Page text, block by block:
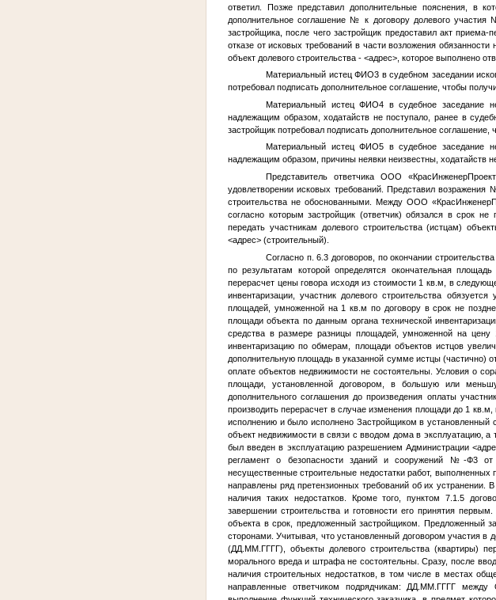
ответил. Позже представил дополнительные пояснения, в
дополнительное соглашение № к договору долевого участия
застройщика, после чего застройщик предоставил акт
отказе от исковых требований в части возложения
объект долевого строительства - <адрес>, которое выполнено
Материальный истецФИО3 в судебном заседании
потребовал подписать дополнительное соглашение, чтобы
Материальный истецФИО4 в судебное заседание
надлежащим образом, ходатайств не поступало, ранее в
застройщик потребовал подписать дополнительное соглашение,
Материальный истецФИО5 в судебное заседание
надлежащим образом, причины неявки неизвестны, ходатайств
Представитель ответчика ООО
удовлетворении исковых требований. Представил возражения
строительства не обоснованными. Между ООО
согласно которым застройщик (ответчик) обязался в срок не
передать участникам долевого строительства (истцам)
<адрес>(строительный).
Согласно п. 6.3 договоров, по окончании
по результатам которой определятся окончательная
перерасчет цены говора исходя из стоимости 1 кв.м, в
инвентаризации, участник долевого строительства
площадей, умноженной на 1 кв.м по договору в срок не
площади объекта по данным органа технической
средства в размере разницы площадей, умноженной на цену
инвентаризацию по обмерам, площади объектов истцов
дополнительную площадь в указанной сумме истцы (частично)
оплате объектов недвижимости не состоятельны. Условия о
площади, установленной договором, в большую или
дополнительного соглашения до произведения оплаты
производить перерасчет в случае изменения площади до 1
исполнению и было исполнено Застройщиком в установленный
объект недвижимости в связи с вводом дома в эксплуатацию, а
был введен в эксплуатацию разрешением Администрации
регламент о безопасности зданий и сооружений
№-Ф3 от
несущественные строительные недостатки работ,
направлены ряд претензионных требований об их устранении.
наличия таких недостатков. Кроме того, пунктом 7.1.5
завершении строительства и готовности его принятия
объекта в срок, предложенный застройщиком. Предложенный
сторонами. Учитывая, что установленный договором участия в
(ДД.ММ.ГГГГ), объекты долевого строительства (квартиры)
морального вреда и штрафа не состоятельны. Сразу, после
наличия строительных недостатков, в том числе в местах
направленные ответчиком подрядчикам: ДД.ММ.ГГГГ между